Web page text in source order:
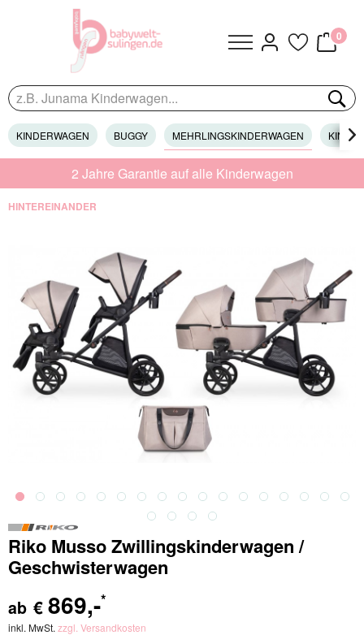
0
KINDERWAGEN BUGGY MEHRLINGSKINDERWAGEN 
2 Jahre Garantie auf alle Kinderwagen
HINTEREINANDER
Riko Musso Zwillingskinderwagen /
Geschwisterwagen
ab € 869,-*
inkl. MwSt. zzgl. Versandkosten